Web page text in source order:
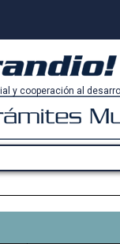
y cooperación al